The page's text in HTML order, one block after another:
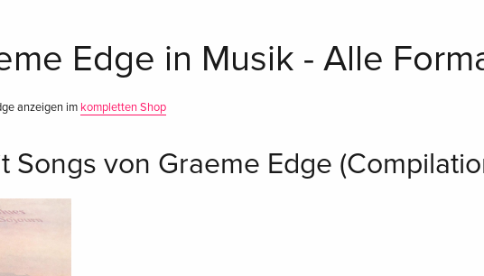
Edge in Musik - Alle
anzeigen im kompletten Shop
Songs von Graeme Edge